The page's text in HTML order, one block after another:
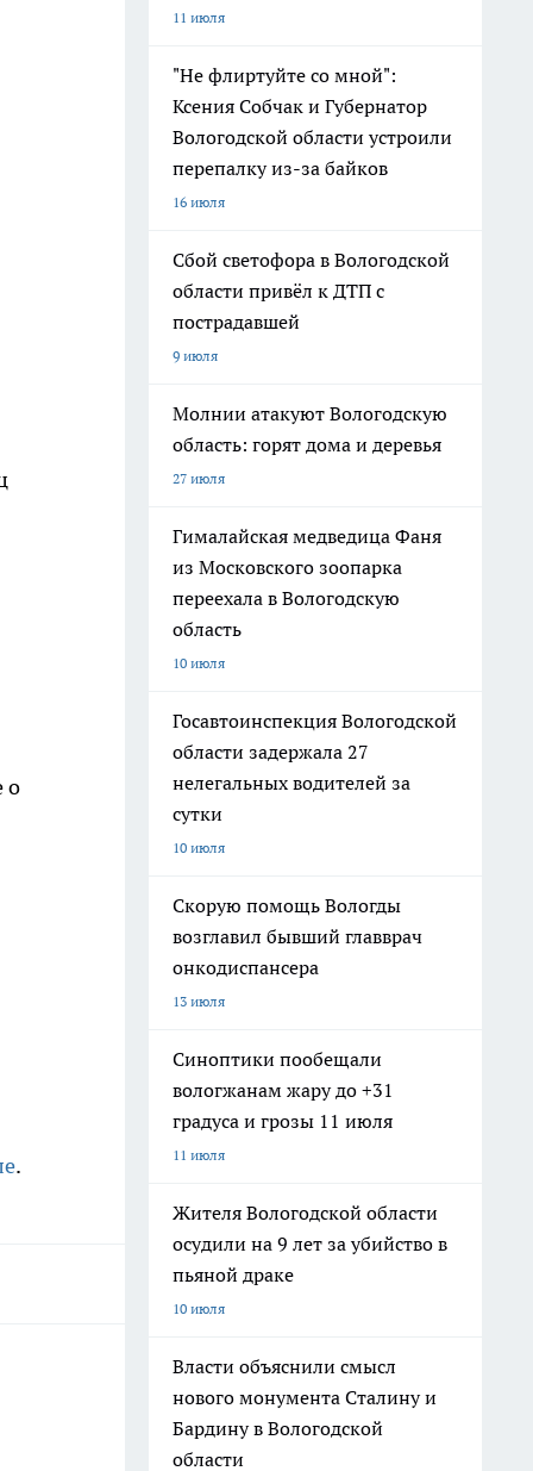
о
.
11 июля
"Не флиртуйте со мной":
Ксения Собчак и Губернатор
Вологодской области устроили
перепалку из-за байков
16 июля
Сбой светофора в Вологодской
области привёл к ДТП с
пострадавшей
9 июля
Молнии атакуют Вологодскую
область: горят дома и деревья
27 июля
Гималайская медведица Фаня
из Московского зоопарка
переехала в Вологодскую
область
10 июля
Госавтоинспекция Вологодской
области задержала 27
нелегальных водителей за
сутки
10 июля
Скорую помощь Вологды
возглавил бывший главврач
онкодиспансера
13 июля
Синоптики пообещали
вологжанам жару до +31
градуса и грозы 11 июля
11 июля
Жителя Вологодской области
осудили на 9 лет за убийство в
пьяной драке
10 июля
Власти объяснили смысл
нового монумента Сталину и
Бардину в Вологодской
области